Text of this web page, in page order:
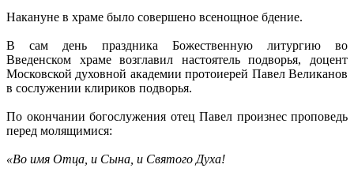
Накануне в храме было совершено всенощное бдение.
В сам день праздника Божественную литургию во
Введенском храме возглавил настоятель подворья, доцент
Московской духовной академии протоиерей Павел Великанов
в сослужении клириков подворья.
По окончании богослужения отец Павел произнес проповедь
перед молящимися:
«Во имя Отца, и Сына, и Святого Духа!